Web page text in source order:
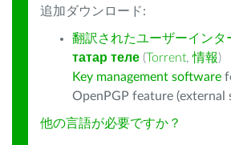
追加ダウンロード:
翻訳されたユーザーインタ
татар теле (Torrent,情報)
Key management software
OpenPGP feature (external
他の言語が必要ですか？